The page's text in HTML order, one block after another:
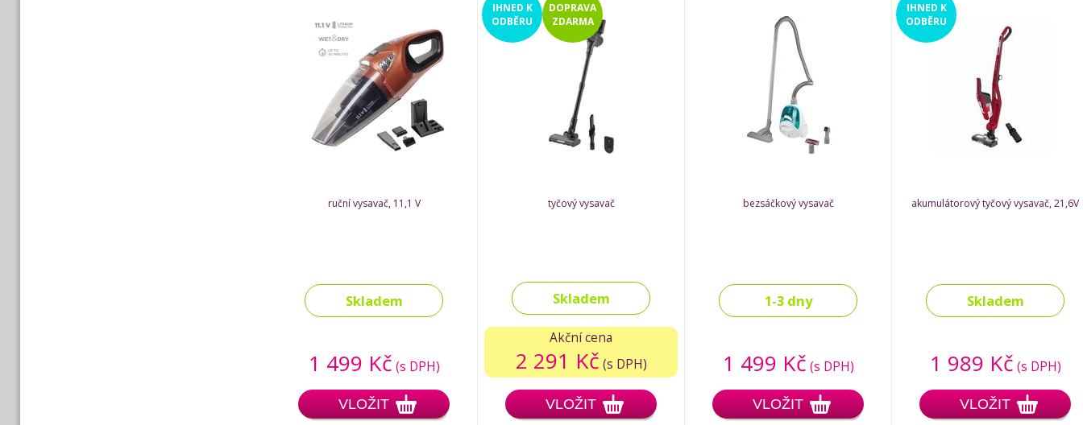
ruční vysavač, 11,1 V
Skladem
1 499 Kč (s DPH)
VLOŽIT
tyčový vysavač
IHNED K
ODBĚRU
DOPRAVA
ZDARMA
Skladem
Akční cena
2 291 Kč (s DPH)
VLOŽIT
bezsáčkový vysavač
1-3 dny
1 499 Kč (s DPH)
VLOŽIT
akumulátorový tyčový vysavač, 21,6V
IHNED K
ODBĚRU
Skladem
1 989 Kč (s DPH)
VLOŽIT